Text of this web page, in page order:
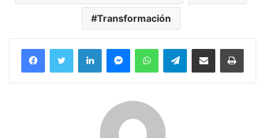
Transformación
FacebookTwitter LinkedInMessengerWhatsAppTelegramCompartir por correo electrónico